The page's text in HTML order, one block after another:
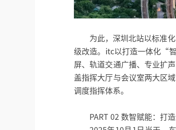
为此，深圳北站以标准
级改造。itc以打造一体化“
屏、轨道交通广播、专业扩
盖指挥大厅与会议室两大区
调度指挥体系。
PART 02 数智赋能：打